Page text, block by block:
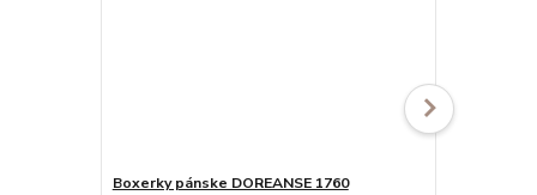
Boxerky pánske DOREANSE 1760